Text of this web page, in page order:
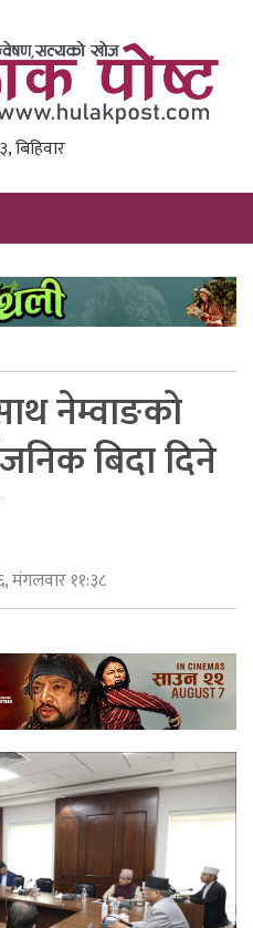
नेम्वाङको
बिदा दिने
मंगलवार ११:३८